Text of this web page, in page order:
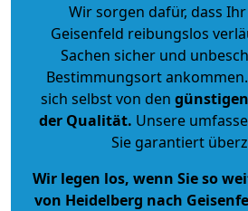
Wir sorgen dafür, dass
Geisenfeld reibungslos
Sachen sicher und
Bestimmungsort
sich selbst von den
der Qualität. Unsere
Sie garantiert
Wir legen los, wenn Sie so
von Heidelberg nach